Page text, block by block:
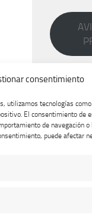
consentimiento
utilizamos tecnologías
El consentimiento de
de navegación
puede afectar